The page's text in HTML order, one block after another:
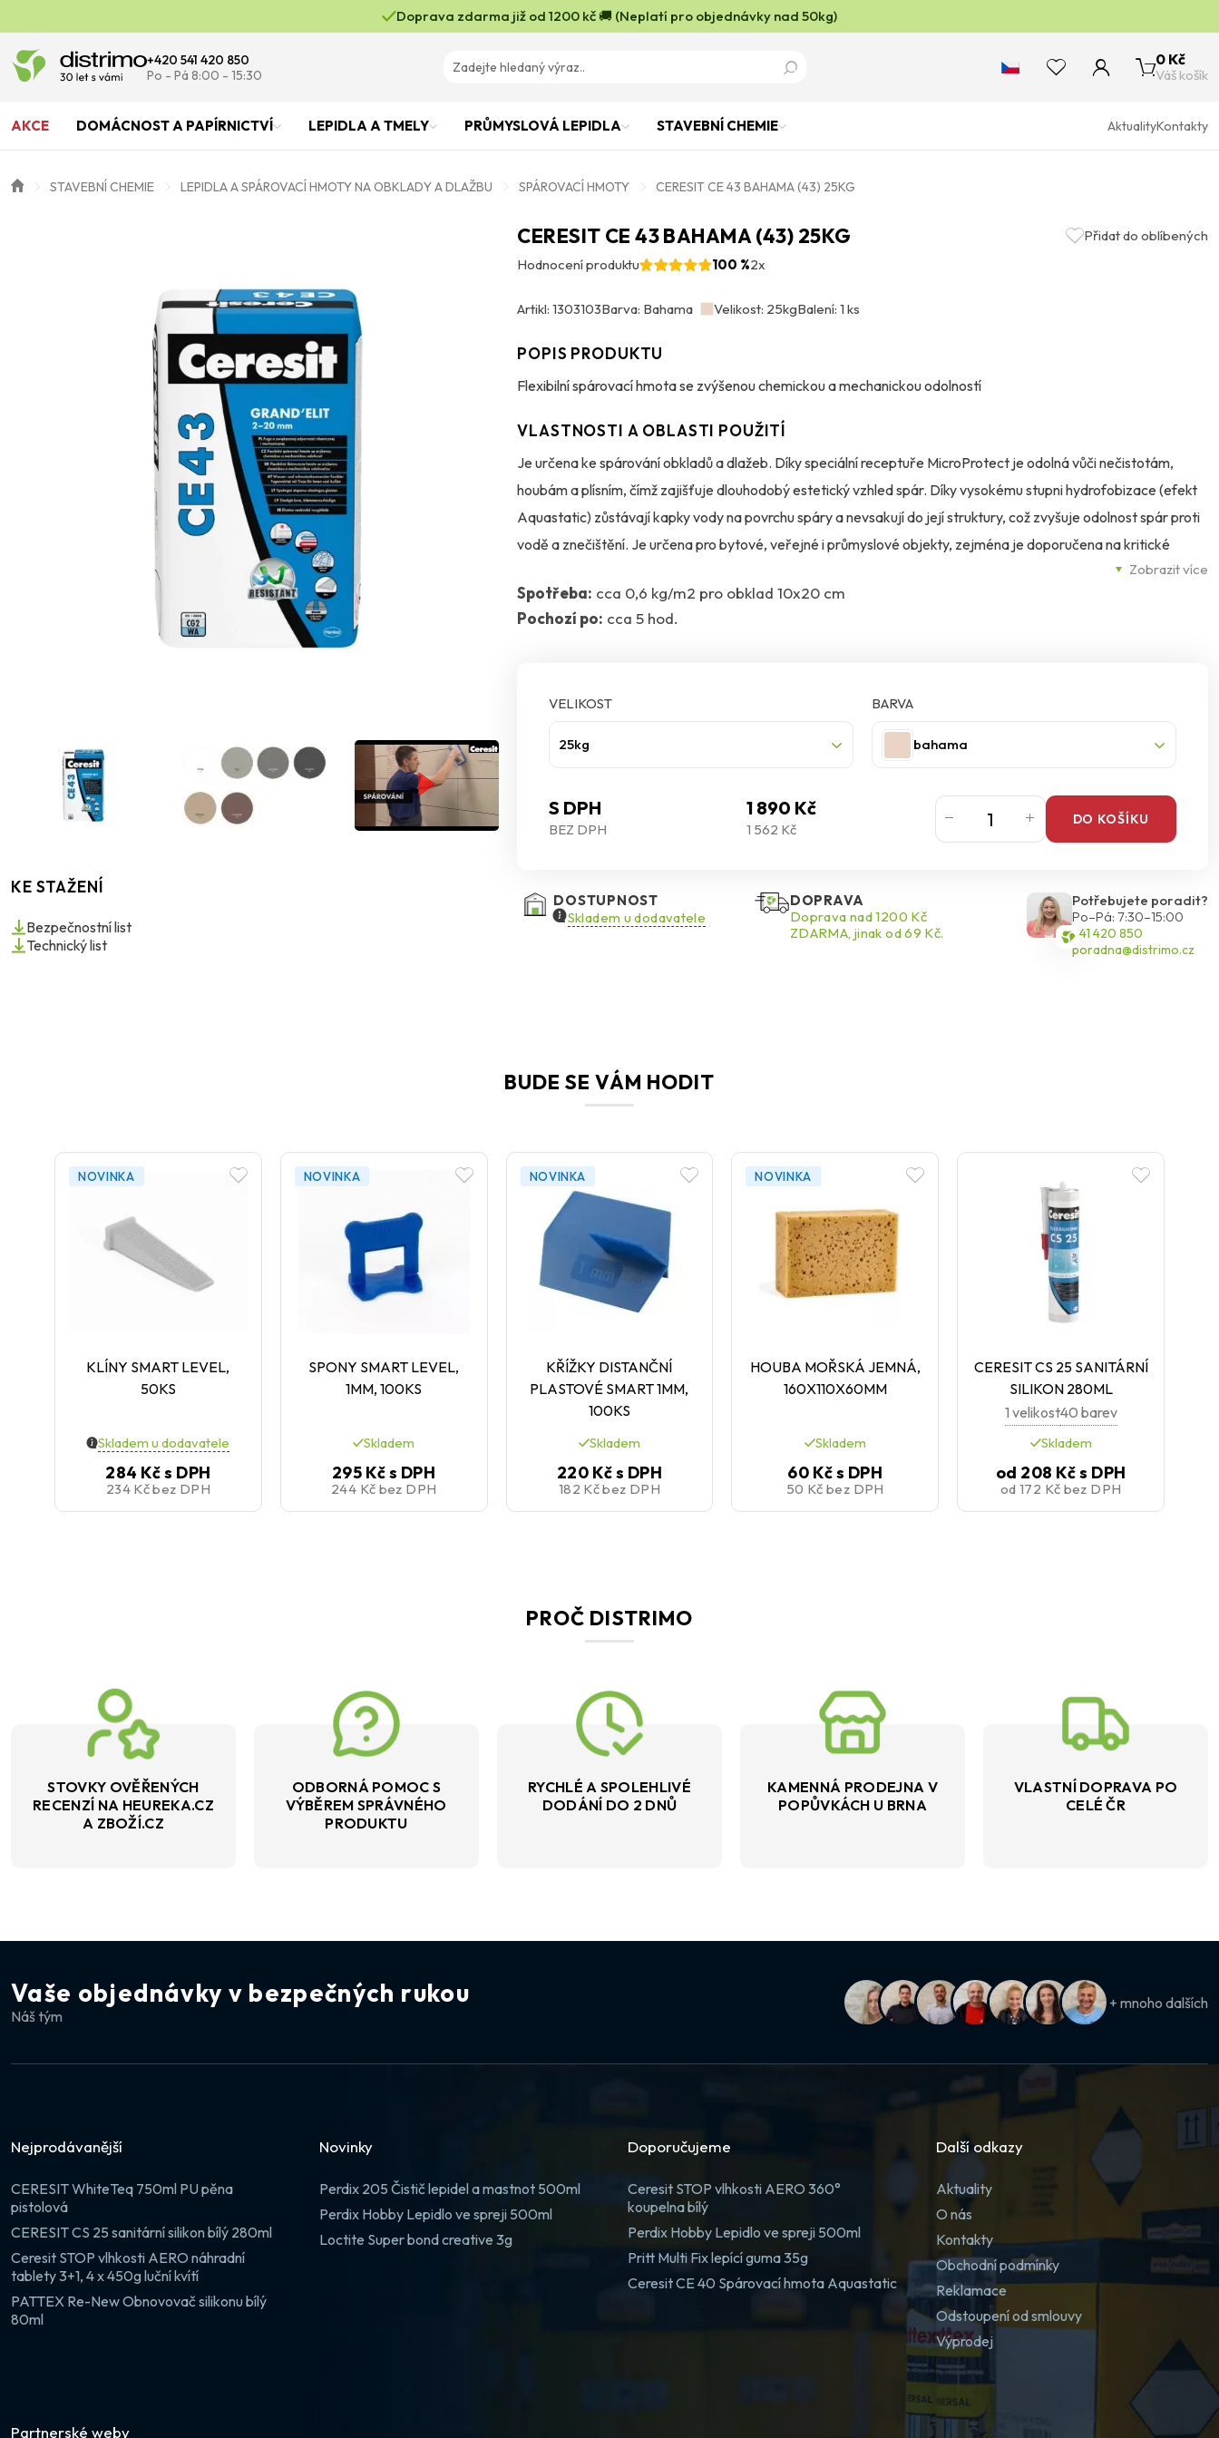
Doprava zdarma již od 1200 kč 🚚 (Neplatí pro objednávky nad 50kg)
+420 541 420 850
Po - Pá 8:00 - 15:30
0 Kč
Váš košík
AKCE DOMÁCNOST A PAPÍRNICTVÍ LEPIDLA A TMELY PRŮMYSLOVÁ LEPIDLA STAVEBNÍ CHEMIE AktualityKontakty
STAVEBNÍ CHEMIE LEPIDLA A SPÁROVACÍ HMOTY NA OBKLADY A DLAŽBU SPÁROVACÍ HMOTY CERESIT CE 43 BAHAMA (43) 25KG
CERESIT CE 43 BAHAMA (43) 25KG
Přidat do oblíbených
Hodnocení produktu
100 %2x
Artikl: 1303103Barva: Bahama Velikost: 25kgBalení: 1 ks
KE STAŽENÍ
Bezpečnostní list
Technický list
POPIS PRODUKTU
Flexibilní spárovací hmota se zvýšenou chemickou a mechanickou odolností
Zobrazit více
VLASTNOSTI A OBLASTI POUŽITÍ
Je určena ke spárování obkladů a dlažeb. Díky speciální receptuře MicroProtect je odolná vůči nečistotám,
houbám a plísním, čímž zajišťuje dlouhodobý estetický vzhled spár. Díky vysokému stupni hydrofobizace (efekt
Aquastatic) zůstávají kapky vody na povrchu spáry a nevsakují do její struktury, což zvyšuje odolnost spár proti
vodě a znečištění. Je určena pro bytové, veřejné i průmyslové objekty, zejména je doporučena na kritické
Spotřeba: cca 0,6 kg/m2 pro obklad 10x20 cm
Pochozí po: cca 5 hod.
VELIKOST
25kg
BARVA
bahama
S DPH 1 890 Kč
BEZ DPH 1 562 Kč
DO KOŠÍKU
DOSTUPNOST
Skladem u dodavatele
DOPRAVA
Doprava nad 1200 Kč
ZDARMA, jinak od 69 Kč.
Potřebujete poradit?
Po–Pá: 7:30–15:00
541 420 850
poradna@distrimo.cz
BUDE SE VÁM HODIT
NOVINKA
KLÍNY SMART LEVEL,
50KS
Skladem u dodavatele
284 Kčs DPH
234 Kčbez DPH
NOVINKA
SPONY SMART LEVEL,
1MM, 100KS
Skladem
295 Kčs DPH
244 Kč bez DPH
NOVINKA
KŘÍŽKY DISTANČNÍ
PLASTOVÉ SMART 1MM,
100KS
Skladem
220 Kčs DPH
182 Kčbez DPH
NOVINKA
HOUBA MOŘSKÁ JEMNÁ,
160X110X60MM
Skladem
60 Kčs DPH
50 Kčbez DPH
CERESIT CS 25 SANITÁRNÍ
SILIKON 280ML
1 velikost40 barev
Skladem
od 208 Kčs DPH
od 172 Kč bez DPH
PROČ DISTRIMO
STOVKY OVĚŘENÝCH
RECENZÍ NA HEUREKA.CZ
A ZBOŽÍ.CZ
ODBORNÁ POMOC S
VÝBĚREM SPRÁVNÉHO
PRODUKTU
RYCHLÉ A SPOLEHLIVÉ
DODÁNÍ DO 2 DNŮ
KAMENNÁ PRODEJNA V
POPŮVKÁCH U BRNA
VLASTNÍ DOPRAVA PO
CELÉ ČR
Vaše objednávky v bezpečných rukou
Náš tým
+ mnoho dalších
Nejprodávanější
CERESIT WhiteTeq 750ml PU pěna
pistolová
CERESIT CS 25 sanitární silikon bílý 280ml
Ceresit STOP vlhkosti AERO náhradní
tablety 3+1, 4 x 450g luční kvítí
PATTEX Re-New Obnovovač silikonu bílý
80ml
Novinky
Perdix 205 Čistič lepidel a mastnot 500ml
Perdix Hobby Lepidlo ve spreji 500ml
Loctite Super bond creative 3g
Doporučujeme
Ceresit STOP vlhkosti AERO 360°
koupelna bílý
Perdix Hobby Lepidlo ve spreji 500ml
Pritt Multi Fix lepící guma 35g
Ceresit CE 40 Spárovací hmota Aquastatic
Další odkazy
Aktuality
O nás
Kontakty
Obchodní podmínky
Reklamace
Odstoupení od smlouvy
Výprodej
Partnerské weby